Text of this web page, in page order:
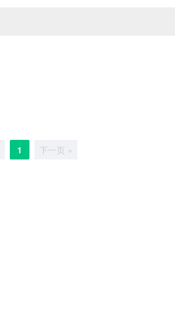
1 下一页 »